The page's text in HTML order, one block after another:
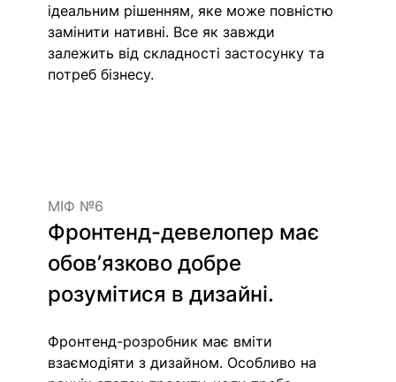
ідеальним рішенням, яке може повністю
замінити нативні. Все як завжди
залежить від складності застосунку та
потреб бізнесу.
МІФ №6
Фронтенд-девелопер має
обовʼязково добре
розумітися в дизайні.
Фронтенд-розробник має вміти
взаємодіяти з дизайном. Особливо на